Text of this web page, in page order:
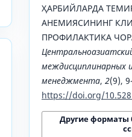
ҲАРБИЙЛАРДА
АНЕМИЯСИНИНГ
ПРОФИЛАКТИКА
междисциплинарных
менеджмента, 2(9),
https://doi.org/
Другие форматы